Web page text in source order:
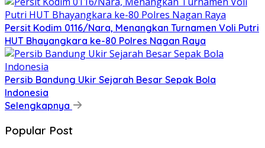
Persit Kodim 0116/Nara, Menangkan Turnamen Voli Putri
HUT Bhayangkara ke-80 Polres Nagan Raya
Persib Bandung Ukir Sejarah Besar Sepak Bola
Indonesia
Selengkapnya
Popular Post